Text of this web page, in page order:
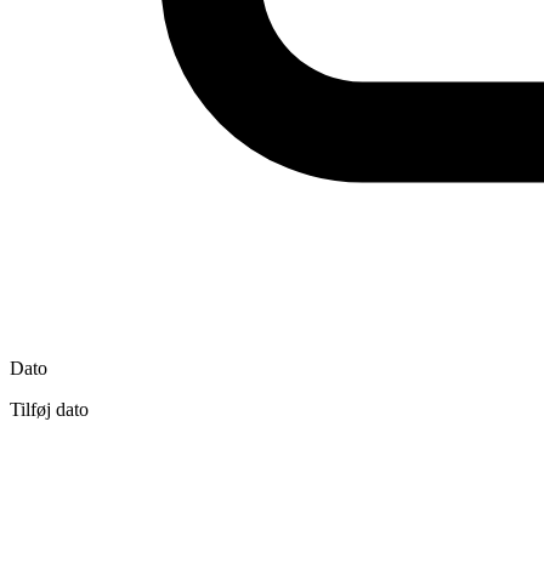
Dato
Tilføj dato